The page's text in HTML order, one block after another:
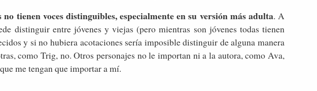
no tienen voces distinguibles, especialmente en su versión más adulta. A
distinguir entre jóvenes y viejas (pero mientras son jóvenes todas tienen
y si no hubiera acotaciones sería imposible distinguir de alguna manera
como Trig, no. Otros personajes no le importan ni a la autora, como Ava,
me tengan que importar a mí.